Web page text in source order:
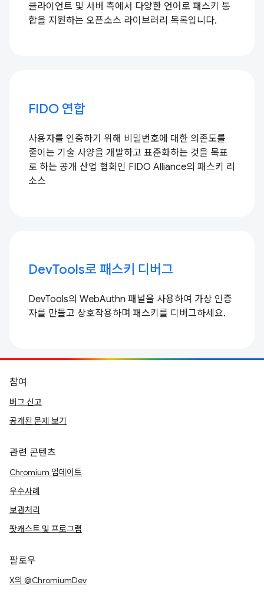
클라이언트 및 서버 측에서 다양한 언어로 패스키 통
합을 지원하는 오픈소스 라이브러리 목록입니다.
FIDO 연합
사용자를 인증하기 위해 비밀번호에 대한 의존도를
줄이는 기술 사양을 개발하고 표준화하는 것을 목표
로 하는 공개 산업 협회인 FIDO Alliance의 패스키 리
소스
DevTools로 패스키 디버그
DevTools의 WebAuthn 패널을 사용하여 가상 인증
자를 만들고 상호작용하며 패스키를 디버그하세요.
참여
버그 신고
공개된 문제 보기
관련 콘텐츠
Chromium 업데이트
우수사례
보관처리
팟캐스트 및 프로그램
팔로우
X의 @ChromiumDev